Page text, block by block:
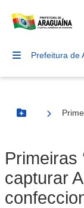
Prefeitura de
Botão Menu
Primeiras
capturar